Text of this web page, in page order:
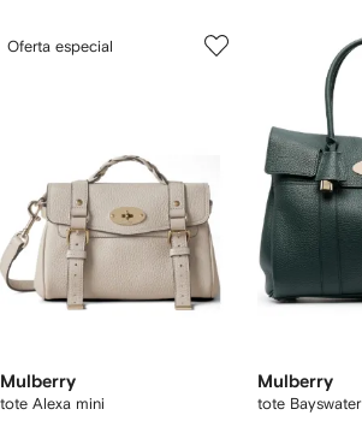
Oferta especial
Mulberry
tote Alexa mini
Mulberry
tote Bayswater